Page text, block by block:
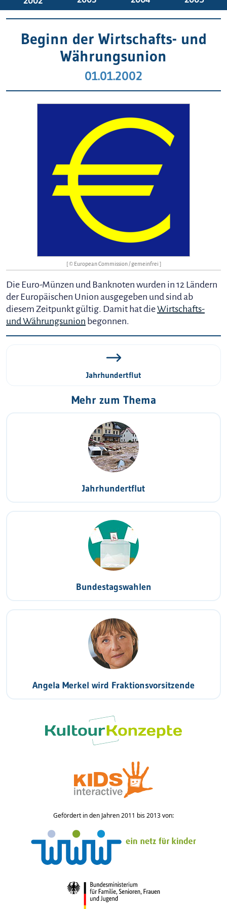
Beginn der Wirtschafts- und
Währungsunion
01.01.2002
[ © European Commission / gemeinfrei ]
Die Euro-Münzen und Banknoten wurden in 12 Ländern
der Europäischen Union ausgegeben und sind ab
diesem Zeitpunkt gültig. Damit hat dieWirtschafts-
und Währungsunion begonnen.
Jahrhundertflut
Mehr zum Thema
Jahrhundertflut
Bundestagswahlen
Angela Merkel wird Fraktionsvorsitzende
Gefördert in den Jahren 2011 bis 2013 von: